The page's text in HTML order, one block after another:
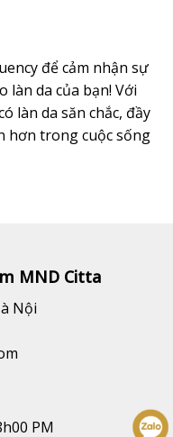
để cảm nhận sự
làn da của bạn! Với
làn da săn chắc, đầy
hơn trong cuộc sống
MND Citta
Nội
PM